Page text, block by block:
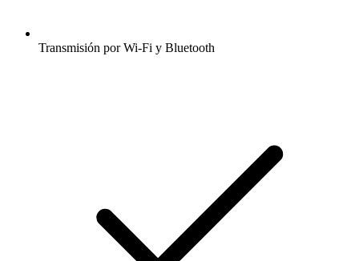
Transmisión por Wi-Fi y Bluetooth